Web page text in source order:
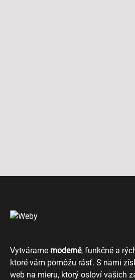
Vytvárame moderné, funkčné a
ktoré vám pomôžu rásť. S nami
web na mieru, ktorý osloví vašich